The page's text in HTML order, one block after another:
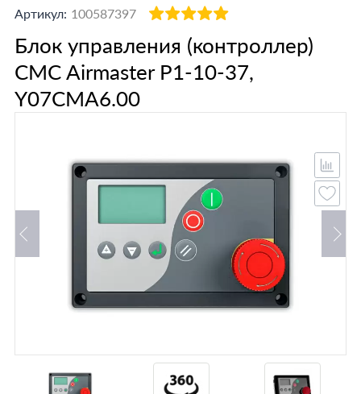
Артикул: 100587397
Блок управления (контроллер)
CMC Airmaster P1-10-37,
Y07CMA6.00